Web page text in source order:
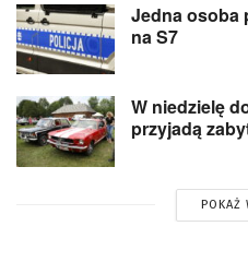
Jedna osoba
na S7
W niedzielę
przyjadą
POKAŻ